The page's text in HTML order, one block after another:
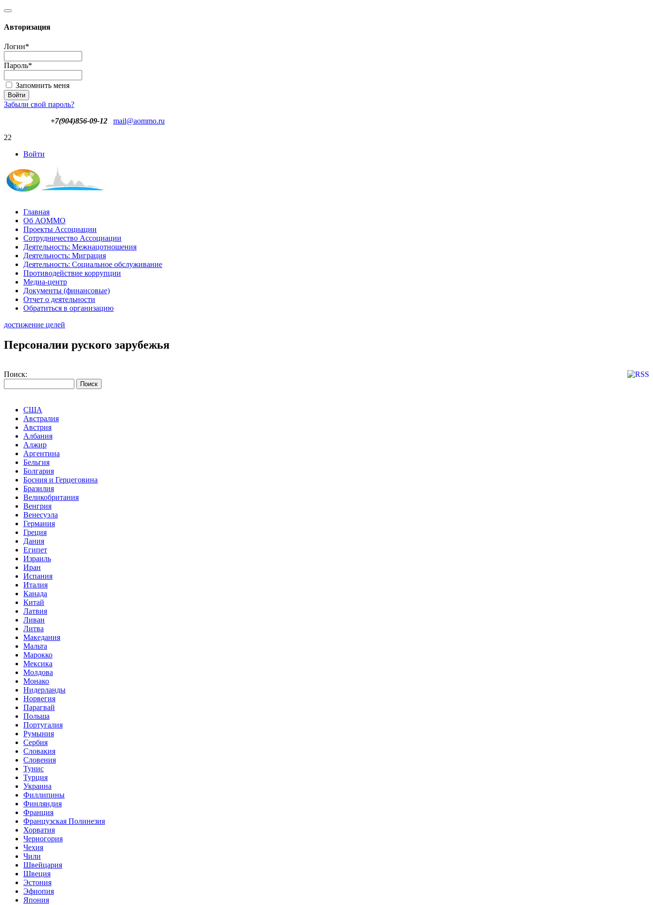
Авторизация
Логин*
Пароль*
Запомнить меня
Забыли свой пароль?
+7(904)856-09-12
mail@aommo.ru
22
Войти
Главная
Об АОММО
Проекты Ассоциации
Сотрудничество Ассоциации
Деятельность: Межнацотношения
Деятельность: Миграция
Деятельность: Социальное обслуживание
Противодействие коррупции
Медиа-центр
Документы (финансовые)
Отчет о деятельности
Обратиться в организацию
достижение целей
Персоналии руского зарубежья
Поиск:
США
Австралия
Австрия
Албания
Алжир
Аргентина
Бельгия
Болгария
Босния и Герцеговина
Бразилия
Великобритания
Венгрия
Венесуэла
Германия
Греция
Дания
Египет
Израиль
Иран
Испания
Италия
Канада
Китай
Латвия
Ливан
Литва
Македания
Мальта
Марокко
Мексика
Молдова
Монако
Нидерланды
Норвегия
Парагвай
Польша
Португалия
Румыния
Сербия
Словакия
Словения
Тунис
Турция
Украина
Филлипины
Финляндия
Франция
Французская Полинезия
Хорватия
Черногория
Чехия
Чили
Швейцария
Швеция
Эстония
Эфиопия
Япония